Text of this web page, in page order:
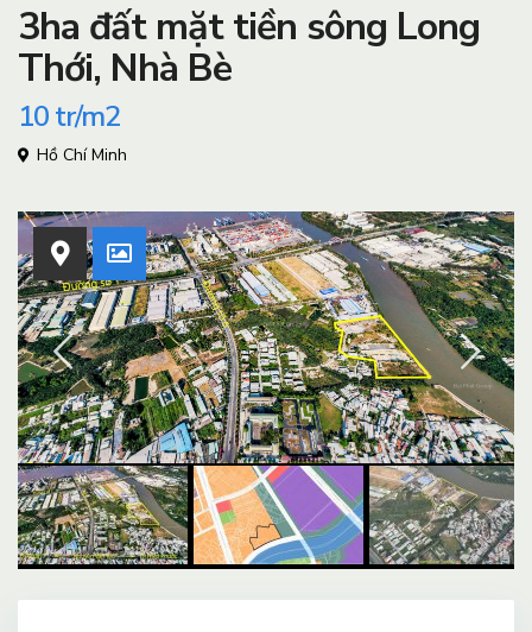
3ha đất mặt tiền sông Long
Thới, Nhà Bè
10tr/m2
Hồ Chí Minh